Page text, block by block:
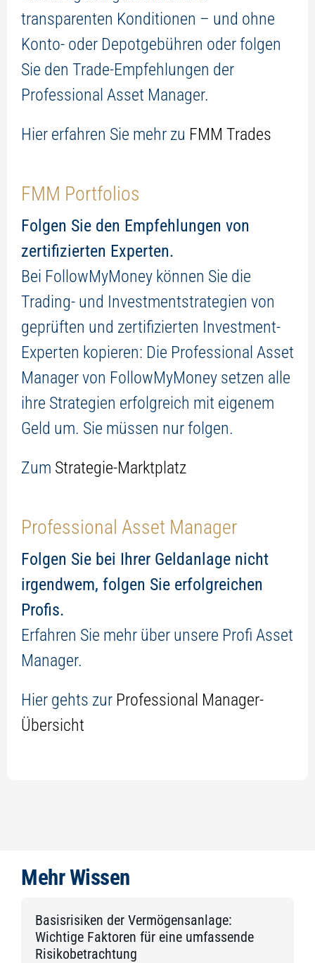
transparenten Konditionen – und ohne
Konto- oder Depotgebühren oder folgen
Sie den Trade-Empfehlungen der
Professional Asset Manager.
Hier erfahren Sie mehr zu FMM Trades
FMM Portfolios
Folgen Sie den Empfehlungen von
zertifizierten Experten.
Bei FollowMyMoney können Sie die
Trading- und Investmentstrategien von
geprüften und zertifizierten Investment-
Experten kopieren: Die Professional Asset
Manager von FollowMyMoney setzen alle
ihre Strategien erfolgreich mit eigenem
Geld um. Sie müssen nur folgen.
Zum Strategie-Marktplatz
Professional Asset Manager
Folgen Sie bei Ihrer Geldanlage nicht
irgendwem, folgen Sie erfolgreichen
Profis.
Erfahren Sie mehr über unsere Profi Asset
Manager.
Hier gehts zur Professional Manager-
Übersicht
Mehr Wissen
Basisrisiken der Vermögensanlage:
Wichtige Faktoren für eine umfassende
Risikobetrachtung